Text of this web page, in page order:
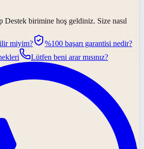
Destek birimine hoş geldiniz. Size nasıl
miyim?
%100 başarı garantisi nedir?
Lütfen beni arar mısınız?